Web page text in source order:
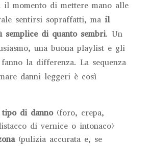
il momento di mettere mano alle
sentirsi sopraffatti, ma il
semplice di quanto sembri. Un
una buona playlist e gli
la differenza. La sequenza
danni leggeri è così
di danno(foro, crepa,
di vernice o intonaco)
(pulizia accurata e, se